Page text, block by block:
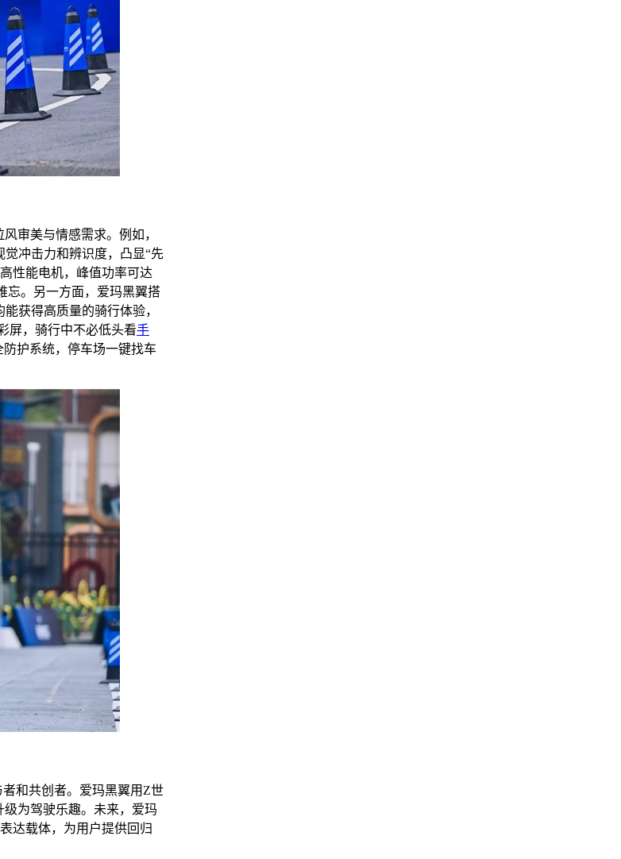
审美与情感需求。例如，
冲击力和辨识度，凸显“先
性能电机，峰值功率可达
忘。另一方面，爱玛黑翼搭
获得高质量的骑行体验，
屏，骑行中不必低头看手
护系统，停车场一键找车
和共创者。爱玛黑翼用Z世
为驾驶乐趣。未来，爱玛
达载体，为用户提供回归